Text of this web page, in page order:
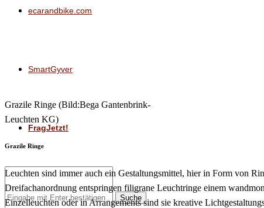
ecarandbike.com
SmartGyver
FragJetzt!
Suche
Grazile Ringe (Bild:Bega Gantenbrink-
Leuchten KG)
Grazile Ringe
Leuchten sind immer auch ein Gestaltungsmittel, hier in Form von
Dreifachanordnung entspringen filigrane Leuchtringe einem
Einzelleuchten oder in Arrangements sind sie kreative